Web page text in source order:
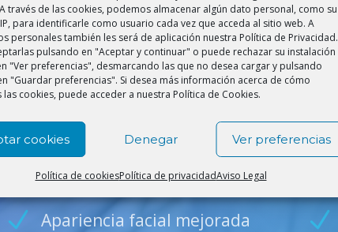
través de las cookies, podemos almacenar algún dato personal, como su
para identificarle como usuario cada vez que acceda al sitio web. A
personales también les será de aplicación nuestra Política de Privacidad.
pulsando en "Aceptar y continuar" o puede rechazar su instalación
"Ver preferencias", desmarcando las que no desea cargar y pulsando
"Guardar preferencias". Si desea más información acerca de cómo
las cookies, puede acceder a nuestra Política de Cookies.
cookies Denegar Ver preferencias
Política de cookiesPolítica de privacidadAviso Legal
Apariencia facial mejorada